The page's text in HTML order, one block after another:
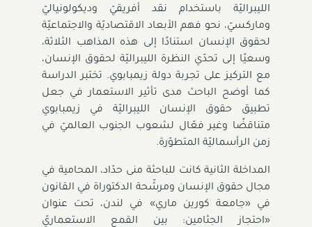
الليبراليّة باستخدام نقد أفريقيّ وديكولونياليّ
وماركسيّ، نحو فهم الأبعاد الاقتصاديّة والاجتماعيّة
لحقوق الإنسان استنادًا إلى هذه المذاهب الثلاثة،
وسعيًا إلى تحدّي النظرة الليبراليّة لحقوق الإنسان،
مع التركيز على تجربة دولة زيمبابوي. تختبر الدراسة
كما أوضح الباحث مدى تأثير الاستعمار في جعل
تطبيق حقوق الإنسان الليبراليّة في زيمبابوي
متناقضًا وغير فعّال لشعوب الجنوب العالميّ في
زمن الرأسماليّة المتطوّرة.
المداخلة الثانية كانت للباحثة منى حدّاد، المحامية في
مجال حقوق الإنسان ومرشّحة الدكتوراة في القانون
في «جامعة كورين ماري» في لندن، تحت عنوان
«احتجاز الجثامين: بين القمع الاستعماريّ